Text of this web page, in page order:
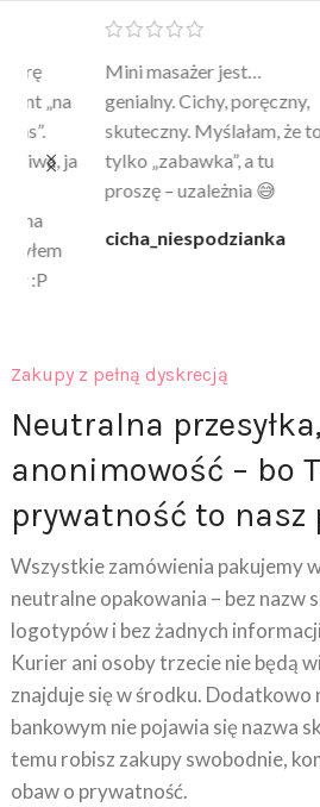
Mini masażer jest…
genialny. Cichy, poręczny,
skuteczny. Myślałam, że to
tylko „zabawka”, a tu
proszę – uzależnia 😅
cicha_niespodzianka
Ten
daje
na
Zakupy z pełną dyskrecją
Neutralna
anonimowość – bo
prywatność to nasz
Wszystkie zamówienia pakujemy
neutralne opakowania – bez nazw
logotypów i bez żadnych
Kurier ani osoby trzecie nie będą
znajduje się w środku. Dodatkowo
bankowym nie pojawia się nazwa
temu robisz zakupy swobodnie,
obaw o prywatność.